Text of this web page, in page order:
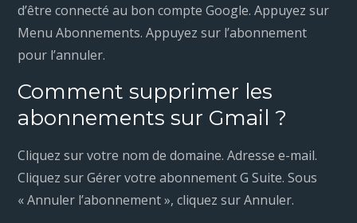
d’être connecté au bon compte Google. Appuyez sur
Menu Abonnements. Appuyez sur l’abonnement
pour l’annuler.
Comment supprimer les
abonnements sur Gmail ?
Cliquez sur votre nom de domaine. Adresse e-mail.
Cliquez sur Gérer votre abonnement G Suite. Sous
« Annuler l’abonnement », cliquez sur Annuler.